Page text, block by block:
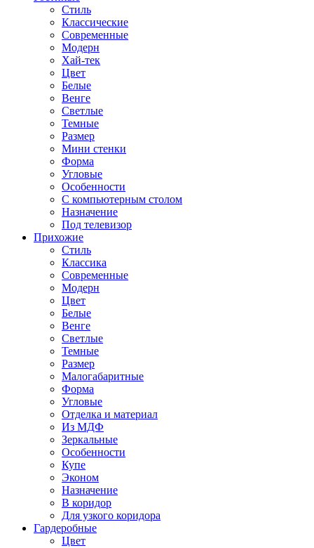
Стиль
Классические
Современные
Модерн
Хай-тек
Цвет
Белые
Венге
Светлые
Темные
Размер
Мини стенки
Форма
Угловые
Особенности
С компьютерным столом
Назначение
Под телевизор
Прихожие
Стиль
Классика
Современные
Модерн
Цвет
Белые
Венге
Светлые
Темные
Размер
Малогабаритные
Форма
Угловые
Отделка и материал
Из МДФ
Зеркальные
Особенности
Купе
Эконом
Назначение
В коридор
Для узкого коридора
Гардеробные
Цвет